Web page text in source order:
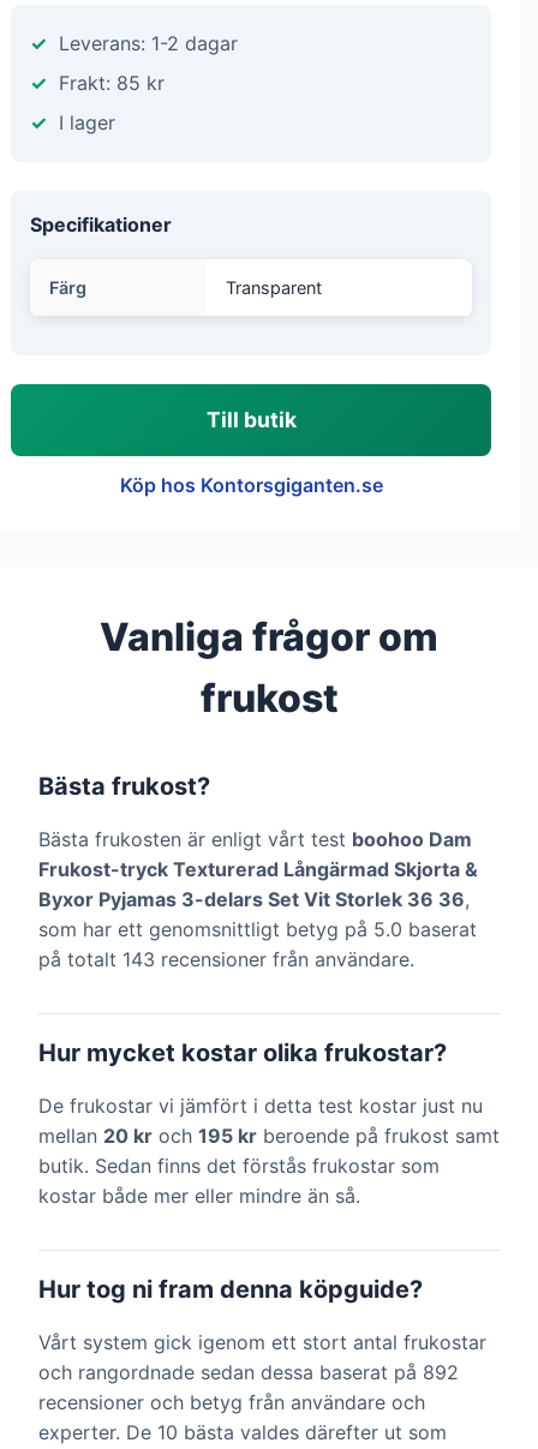
Leverans: 1-2 dagar
Frakt: 85 kr
I lager
Specifikationer
Färg Transparent
Till butik
Köp hos Kontorsgiganten.se
Vanliga frågor om
frukost
Bästa frukost?
Bästa frukosten är enligt vårt test boohoo Dam
Frukost-tryck Texturerad Långärmad Skjorta &
Byxor Pyjamas 3-delars Set Vit Storlek 36 36,
som har ett genomsnittligt betyg på 5.0 baserat
på totalt 143 recensioner från användare.
Hur mycket kostar olika frukostar?
De frukostar vi jämfört i detta test kostar just nu
mellan 20 kr och 195 kr beroende på frukost samt
butik. Sedan finns det förstås frukostar som
kostar både mer eller mindre än så.
Hur tog ni fram denna köpguide?
Vårt system gick igenom ett stort antal frukostar
och rangordnade sedan dessa baserat på 892
recensioner och betyg från användare och
experter. De 10 bästa valdes därefter ut som